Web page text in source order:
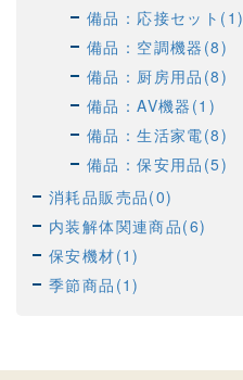
備品：応接セット(1)
備品：空調機器(8)
備品：厨房用品(8)
備品：AV機器(1)
備品：生活家電(8)
備品：保安用品(5)
消耗品販売品(0)
内装解体関連商品(6)
保安機材(1)
季節商品(1)